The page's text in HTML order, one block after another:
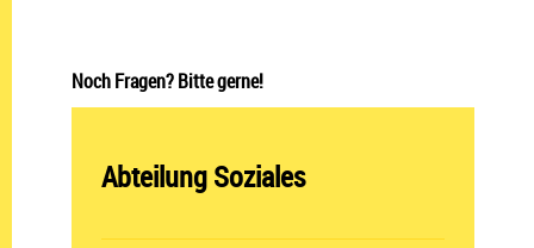
Noch Fragen? Bitte gerne!
Abteilung öffnen:
Abteilung Soziales